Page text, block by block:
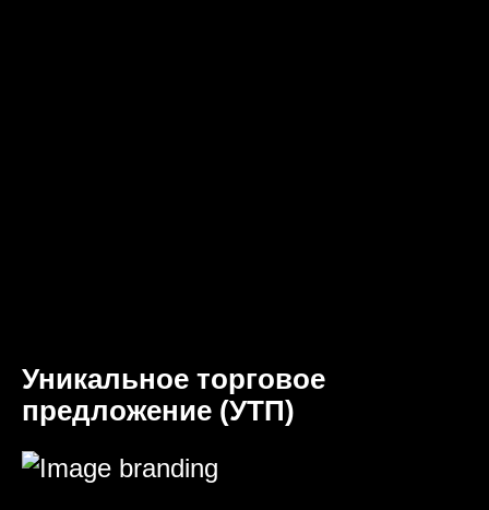
Уникальное торговое
предложение (УТП)